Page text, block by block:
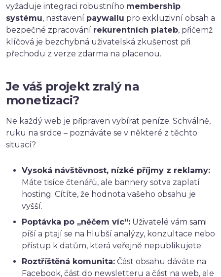
vyžaduje integraci robustního membership
systému, nastavení paywallu pro exkluzivní obsah a
bezpečné zpracování rekurentních plateb, přičemž
klíčová je bezchybná uživatelská zkušenost při
přechodu z verze zdarma na placenou.
Je váš projekt zralý na
monetizaci?
Ne každý web je připraven vybírat peníze. Schválně,
ruku na srdce – poznáváte se v některé z těchto
situací?
Vysoká návštěvnost, nízké příjmy z reklamy:
Máte tisíce čtenářů, ale bannery sotva zaplatí
hosting. Cítíte, že hodnota vašeho obsahu je
vyšší.
Poptávka po „něčem víc“: Uživatelé vám sami
píší a ptají se na hlubší analýzy, konzultace nebo
přístup k datům, která veřejně nepublikujete.
Roztříštěná komunita: Část obsahu dáváte na
Facebook, část do newsletteru a část na web, ale